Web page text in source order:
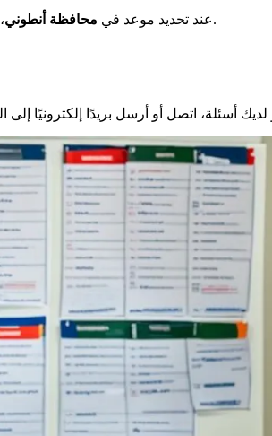
عند تحديد موعد في محافظة أنطوني ، كن مستعدًا جيدًا. من الأفضل التنظيم قبل زيارتك. العنوان الذي يجب الذهاب إليه للمواعيد هو 43 شارع فيلبو.
أسئلة، اتصل أو أرسل بريدًا إلكترونيًا